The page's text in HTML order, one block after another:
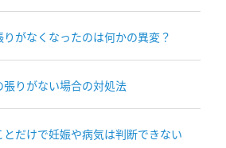
がなくなったのは何かの異変？
りがない場合の対処法
だけで妊娠や病気は判断できない